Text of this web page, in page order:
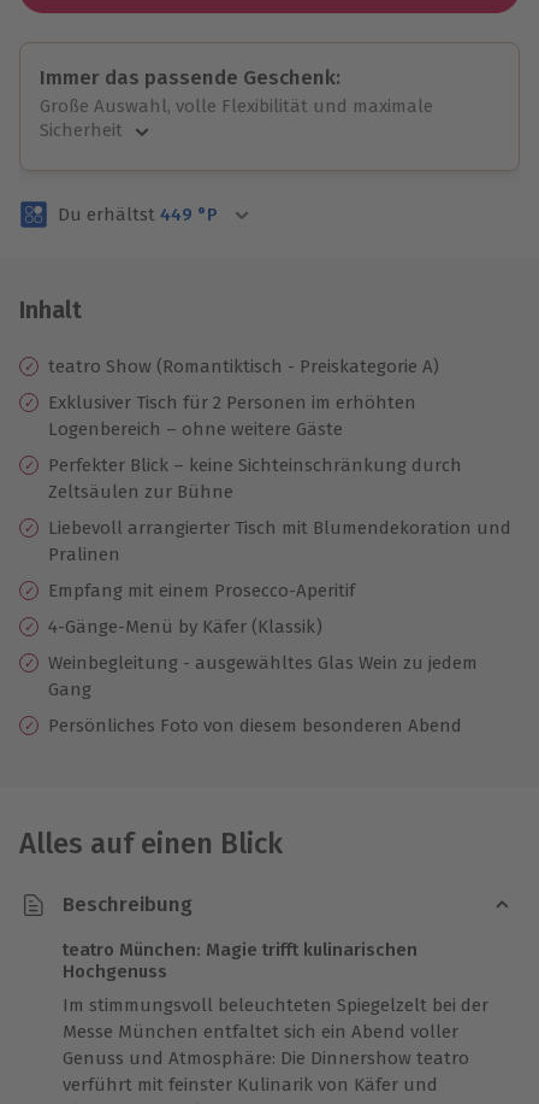
Immer das passende Geschenk:
Große Auswahl, volle Flexibilität und maximale
Sicherheit
Volle Flexibilität
3 Jahre gültig & verlängerbar.
Du erhältst 449 °P
Inhalt
teatro Show (Romantiktisch - Preiskategorie A)
Exklusiver Tisch für 2 Personen im erhöhten
Logenbereich – ohne weitere Gäste
Perfekter Blick – keine Sichteinschränkung durch
Zeltsäulen zur Bühne
Liebevoll arrangierter Tisch mit Blumendekoration und
Pralinen
Empfang mit einem Prosecco-Aperitif
4-Gänge-Menü by Käfer (Klassik)
Weinbegleitung - ausgewähltes Glas Wein zu jedem
Gang
Persönliches Foto von diesem besonderen Abend
Alles auf einen Blick
Beschreibung
teatro München: Magie trifft kulinarischen
Hochgenuss
Im stimmungsvoll beleuchteten Spiegelzelt bei der
Messe München entfaltet sich ein Abend voller
Genuss und Atmosphäre: Die Dinnershow teatro
verführt mit feinster Kulinarik von Käfer und